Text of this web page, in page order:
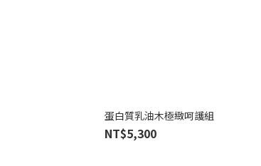
蛋白質乳油木極緻呵護組
NT$5,300